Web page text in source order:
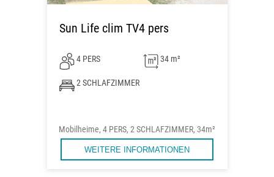
Sun Life clim TV4 pers
4 PERS 34 m²
2 SCHLAFZIMMER
Mobilheime, 4 PERS, 2 SCHLAFZIMMER, 34m²
WEITERE INFORMATIONEN